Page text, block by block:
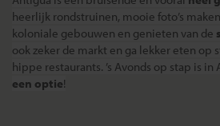
heerlijk rondstruinen, mooie foto’s
koloniale gebouwen en genieten van de
ook zeker de markt en ga lekker eten op
hippe restaurants. ’s Avonds op stap is in
een optie!